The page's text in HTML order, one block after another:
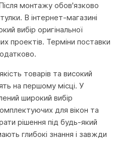
монтажу обов'язково
В інтернет-магазині
вибір оригінальної
проектів. Терміни поставки
товарів та високий
на першому місці. У
широкий вибір
для вікон та
рішення під будь-який
глибокі знання і завжди